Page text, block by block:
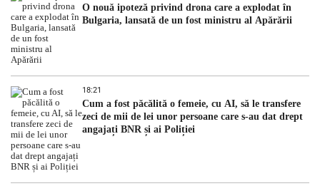
O nouă ipoteză privind drona care a explodat în
Bulgaria, lansată de un fost ministru al Apărării
18:21
Cum a fost păcălită o femeie, cu AI, să le transfere
zeci de mii de lei unor persoane care s-au dat drept
angajați BNR și ai Poliției